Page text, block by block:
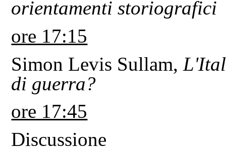
orientamenti storiografici
ore 17:15
Simon Levis Sullam,
di guerra?
ore 17:45
Discussione